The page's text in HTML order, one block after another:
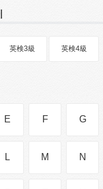
英検3級 英検4級
E F G
L M N